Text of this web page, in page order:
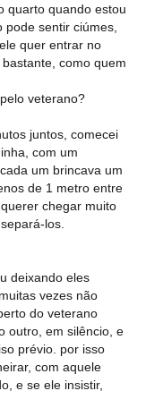
quarto quando estou
sentir ciúmes,
quer entrar no
como quem
veterano?
juntos, comecei
com um
um brincava um
de 1 metro entre
chegar muito
los.
deixando eles
vezes não
do veterano
outro, em silêncio, e
prévio. por isso
com aquele
e se ele insistir,